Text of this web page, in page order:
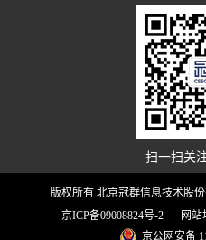
扫一扫关
版权所有 北京冠群信息技术股
京ICP备09008824号-2
网站
京公网安备